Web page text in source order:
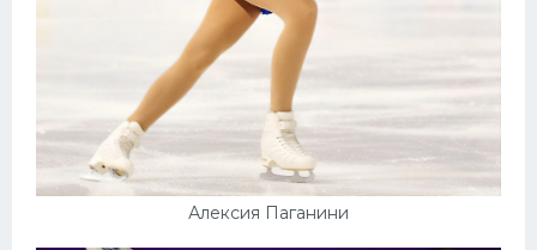
Алексия Паганини
Велогонки
Конькобежный спорт
Тренажеры
Интерьер квартиры